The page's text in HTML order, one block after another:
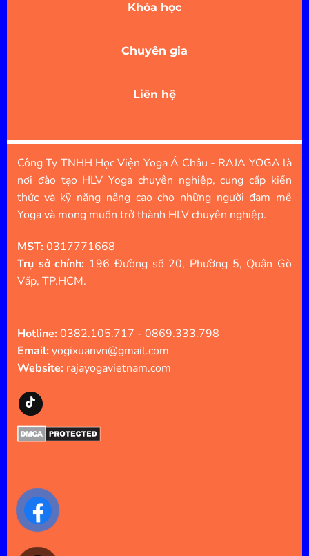
Khóa học
Chuyên gia
Liên hệ
Công Ty TNHH Học Viện Yoga Á Châu - RAJA YOGA là
nơi đào tạo HLV Yoga chuyên nghiệp, cung cấp kiến
thức và kỹ năng nâng cao cho những người đam mê
Yoga và mong muốn trở thành HLV chuyên nghiệp.
MST:0317771668
Trụ sở chính: 196 Đường số 20, Phường 5, Quận Gò
Vấp, TP.HCM.
Hotline:0382.105.717 - 0869.333.798
Email:yogixuanvn@gmail.com
Website: rajayogavietnam.com